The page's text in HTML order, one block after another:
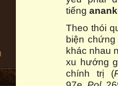
tiếng
Theo thói
biện
khác nhau
xu hướng
chính trị (